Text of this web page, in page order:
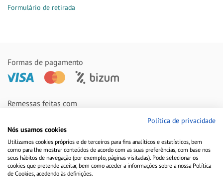
Formulário de retirada
Formas de pagamento
Remessas feitas com
Política de privacidade
Nós usamos cookies
Utilizamos cookies próprios e de terceiros para fins analíticos e estatísticos, bem
como para lhe mostrar conteúdos de acordo com as suas preferências, com base nos
seus hábitos de navegação (por exemplo, páginas visitadas). Pode selecionar os
cookies que pretende aceitar, bem como aceder a informações sobre a nossa Política
de Cookies, acedendo às definições.